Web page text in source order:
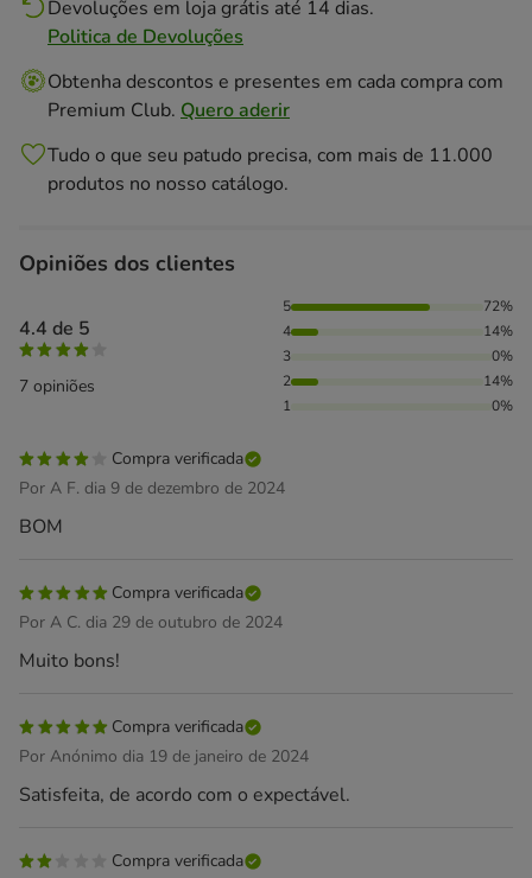
Devoluções em loja grátis até 14 dias.
Politica de Devoluções
Obtenha descontos e presentes em cada compra com
Premium Club. Quero aderir
Tudo o que seu patudo precisa, com mais de 11.000
produtos no nosso catálogo.
Opiniões dos clientes
4.4 de 5
7 opiniões
72% das pessoas avaliaram com 5 estrelas, 14% das
5
72%
4
14%
3
0%
2
14%
1
0%
Compra verificada
Por A F. dia 9 de dezembro de 2024
BOM
Compra verificada
Por A C. dia 29 de outubro de 2024
Muito bons!
Compra verificada
Por Anónimo dia 19 de janeiro de 2024
Satisfeita, de acordo com o expectável.
Compra verificada